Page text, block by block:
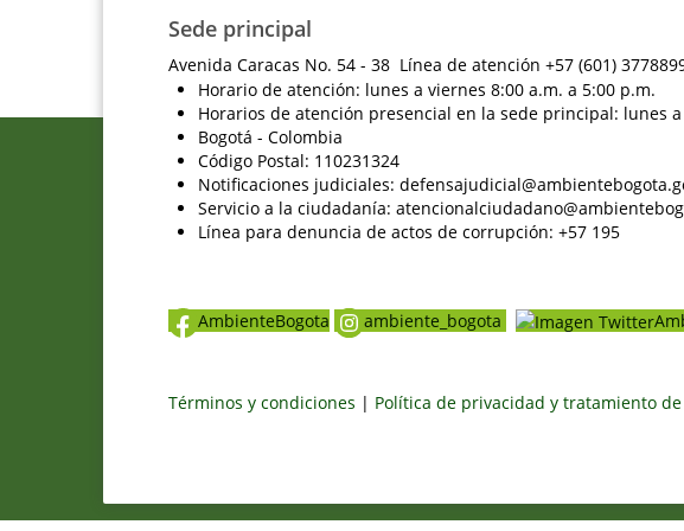
Sede principal
Avenida Caracas No. 54 - 38 Línea de atención +57 (601)
Horario de atención: lunes a viernes 8:00 a.m. a 5:00 p.m.
Horarios de atención presencial en la sede principal: lunes
Bogotá - Colombia
Código Postal: 110231324
Notificaciones judiciales:
Servicio a la ciudadanía:
Línea para denuncia de actos de corrupción: +57 195
AmbienteBogota ambiente_bogota
Términos y condiciones | Política de privacidad y tratamiento